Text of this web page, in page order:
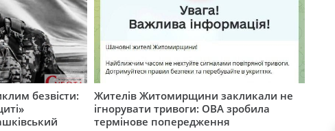
безвісти:
Жителів Житомирщини закликали не
ігнорувати тривоги: ОВА зробила
термінове попередження